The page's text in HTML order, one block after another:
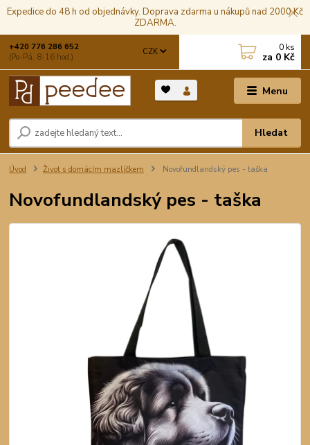
Expedice do 48 h od objednávky. Doprava zdarma u nákupů nad 2000 Kč
ZDARMA.
Menu
CZK
Hledat
+420 776 286 652
(Po-Pá, 8-16 hod.)
0 ks
za 0 Kč
Úvod Život s domácím mazlíčkem Novofundlandský pes - taška
Novofundlandský pes - taška